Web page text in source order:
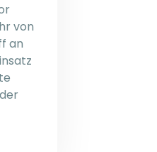
von
an